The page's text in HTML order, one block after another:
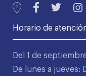
Horario de
Del 1 de
De lunes a jueves: